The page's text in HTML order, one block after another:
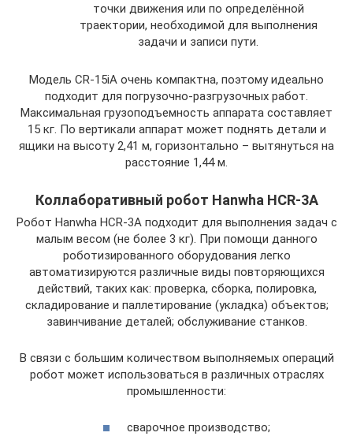
точки движения или по определённой
траектории, необходимой для выполнения
задачи и записи пути.
Модель CR-15iA очень компактна, поэтому идеально
подходит для погрузочно-разгрузочных работ.
Максимальная грузоподъемность аппарата составляет
15 кг. По вертикали аппарат может поднять детали и
ящики на высоту 2,41 м, горизонтально – вытянуться на
расстояние 1,44 м.
Коллаборативный робот Hanwha HCR-3A
Робот Hanwha HCR-3A подходит для выполнения задач с
малым весом (не более 3 кг). При помощи данного
роботизированного оборудования легко
автоматизируются различные виды повторяющихся
действий, таких как: проверка, сборка, полировка,
складирование и паллетирование (укладка) объектов;
завинчивание деталей; обслуживание станков.
В связи с большим количеством выполняемых операций
робот может использоваться в различных отраслях
промышленности:
сварочное производство;